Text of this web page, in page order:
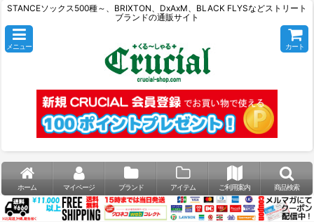
STANCEソックス500種～、BRIXTON、DxAxM、BLACK FLYSなどストリート
ブランドの通販サイト
メニュー カート
ホーム マイページ ブランド アイテム ご利用案内 商品検索